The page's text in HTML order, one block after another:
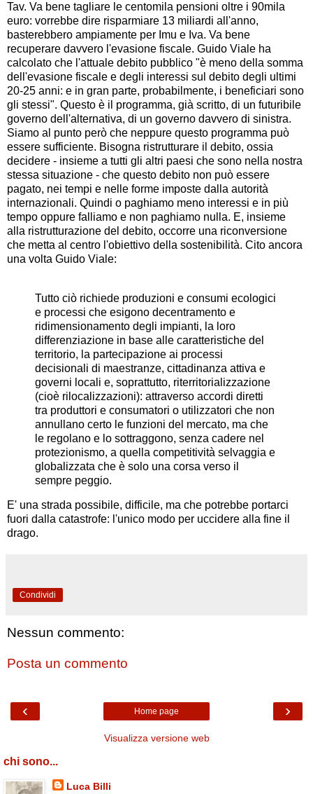
Tav. Va bene tagliare le centomila pensioni oltre i 90mila
euro: vorrebbe dire risparmiare 13 miliardi all'anno,
basterebbero ampiamente per Imu e Iva. Va bene
recuperare davvero l'evasione fiscale. Guido Viale ha
calcolato che l'attuale debito pubblico "è meno della somma
dell'evasione fiscale e degli interessi sul debito degli ultimi
20-25 anni: e in gran parte, probabilmente, i beneficiari sono
gli stessi". Questo è il programma, già scritto, di un futuribile
governo dell'alternativa, di un governo davvero di sinistra.
Siamo al punto però che neppure questo programma può
essere sufficiente. Bisogna ristrutturare il debito, ossia
decidere - insieme a tutti gli altri paesi che sono nella nostra
stessa situazione - che questo debito non può essere
pagato, nei tempi e nelle forme imposte dalla autorità
internazionali. Quindi o paghiamo meno interessi e in più
tempo oppure falliamo e non paghiamo nulla. E, insieme
alla ristrutturazione del debito, occorre una riconversione
che metta al centro l'obiettivo della sostenibilità. Cito ancora
una volta Guido Viale:
Tutto ciò richiede produzioni e consumi ecologici
e processi che esigono decentramento e
ridimensionamento degli impianti, la loro
differenziazione in base alle caratteristiche del
territorio, la partecipazione ai processi
decisionali di maestranze, cittadinanza attiva e
governi locali e, soprattutto, riterritorializzazione
(cioè rilocalizzazioni): attraverso accordi diretti
tra produttori e consumatori o utilizzatori che non
annullano certo le funzioni del mercato, ma che
le regolano e lo sottraggono, senza cadere nel
protezionismo, a quella competitività selvaggia e
globalizzata che è solo una corsa verso il
sempre peggio.
E' una strada possibile, difficile, ma che potrebbe portarci
fuori dalla catastrofe: l'unico modo per uccidere alla fine il
drago.
Condividi
Nessun commento:
Posta un commento
‹ ›
Home page
Visualizza versione web
chi sono...
Luca Billi